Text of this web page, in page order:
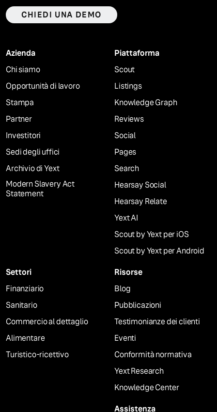
CHIEDI UNA DEMO
Azienda
Chi siamo
Opportunità di lavoro
Stampa
Partner
Investitori
Sedi degli uffici
Archivio di Yext
Modern Slavery Act
Statement
Piattaforma
Scout
Listings
Knowledge Graph
Reviews
Social
Pages
Search
Hearsay Social
Hearsay Relate
Yext AI
Scout by Yext per iOS
Scout by Yext per Android
Settori
Finanziario
Sanitario
Commercio al dettaglio
Alimentare
Turistico-ricettivo
Risorse
Blog
Pubblicazioni
Testimonianze dei clienti
Eventi
Conformità normativa
Yext Research
Knowledge Center
Assistenza